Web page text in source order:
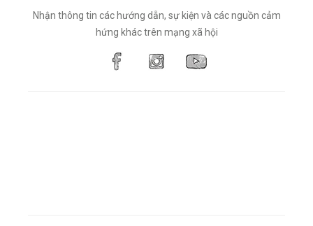
Nhận thông tin các hướng dẫn, sự kiện và các nguồn cảm
hứng khác trên mạng xã hội